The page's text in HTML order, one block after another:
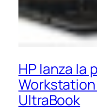
HP lanza la
UltraBook